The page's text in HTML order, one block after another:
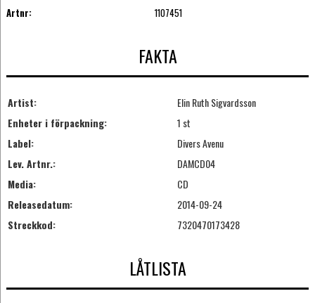
Artnr:
1107451
FAKTA
Artist:
Elin Ruth Sigvardsson
Enheter i förpackning:
1 st
Label:
Divers Avenu
Lev. Artnr.:
DAMCD04
Media:
CD
Releasedatum:
2014-09-24
Streckkod:
7320470173428
LÅTLISTA